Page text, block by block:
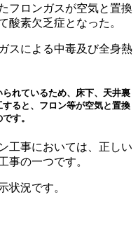
フロンガスが空気と置換
酸素欠乏症となった。
スによる中毒及び全身熱
れているため、床下、天井裏
ると、フロン等が空気と置換
す。
工事においては、正しい
事の一つです。
状況です。